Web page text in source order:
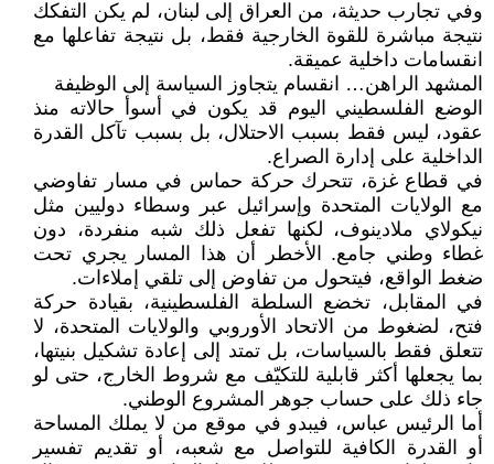
وفي تجارب حديثة، من العراق إلى لبنان، لم يكن التفكك
نتيجة مباشرة للقوة الخارجية فقط، بل نتيجة تفاعلها مع
انقسامات داخلية عميقة.
المشهد الراهن… انقسام يتجاوز السياسة إلى الوظيفة
الوضع الفلسطيني اليوم قد يكون في أسوأ حالاته منذ
عقود، ليس فقط بسبب الاحتلال، بل بسبب تآكل القدرة
الداخلية على إدارة الصراع.
في قطاع غزة، تتحرك حركة حماس في مسار تفاوضي
مع الولايات المتحدة وإسرائيل عبر وسطاء دوليين مثل
نيكولاي ملادينوف، لكنها تفعل ذلك شبه منفردة، دون
غطاء وطني جامع. الأخطر أن هذا المسار يجري تحت
ضغط الواقع، فيتحول من تفاوض إلى تلقي إملاءات.
في المقابل، تخضع السلطة الفلسطينية، بقيادة حركة
فتح، لضغوط من الاتحاد الأوروبي والولايات المتحدة، لا
تتعلق فقط بالسياسات، بل تمتد إلى إعادة تشكيل بنيتها،
بما يجعلها أكثر قابلية للتكيّف مع شروط الخارج، حتى لو
جاء ذلك على حساب جوهر المشروع الوطني.
أما الرئيس عباس، فيبدو في موقع من لا يملك المساحة
أو القدرة الكافية للتواصل مع شعبه، أو تقديم تفسير